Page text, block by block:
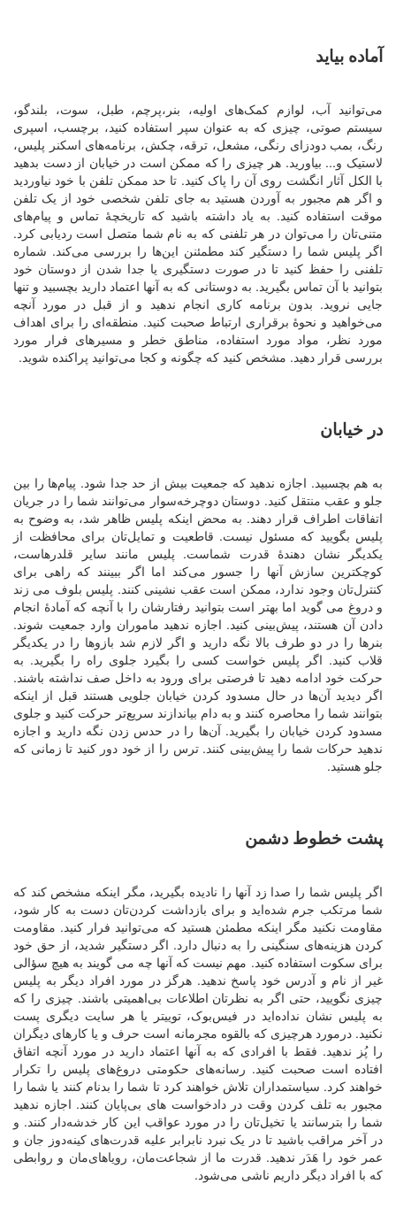
آماده بیاید
می‌توانید آب، لوازم کمک‌های اولیه، بنر،پرچم‌، طبل‌، سوت‌، بلندگو،
سیستم صوتی، چیزی که به عنوان سپر استفاده کنید، برچسب‌، اسپری
رنگ، بمب دودزای رنگی، مشعل‌، ترقه، چکش، برنامه‌های اسکنر پلیس،
لاستیک و... بیاورید. هر چیزی را که ممکن است در خیابان از دست بدهید
با الکل آثار انگشت روی آن را پاک کنید. تا حد ممکن تلفن با خود نیاوردید
و اگر هم مجبور به آوردن هستید به جای تلفن شخصی خود از یک تلفن
موقت استفاده کنید. به یاد داشته باشید که تاریخچۀ تماس و پیام‌های
متنی‌تان را می‌توان در هر تلفنی که به نام شما متصل است ردیابی کرد.
اگر پلیس شما را دستگیر کند مطمئنن این‌ها را بررسی می‌کند. شماره
تلفنی را حفظ کنید تا در صورت دستگیری یا جدا شدن از دوستان خود
بتوانید با آن تماس بگیرید. به دوستانی که به آنها اعتماد دارید بچسبید و تنها
جایی نروید. بدون برنامه‌ کاری انجام ندهید و از قبل در مورد آنچه
می‌خواهید و نحوۀ برقراری ارتباط صحبت کنید. منطقه‌ای را برای اهداف
مورد نظر، مواد مورد استفاده، مناطق خطر و مسیرهای فرار مورد
بررسی قرار دهید. مشخص کنید که چگونه و کجا می‌توانید پراکنده شوید.
در خیابان
به هم بچسبید. اجازه ندهید که جمعیت بیش از حد جدا شود. پیام‌ها را بین
جلو و عقب منتقل کنید. دوستان دوچرخه‌سوار می‌توانند شما را در جریان
اتفاقات اطراف قرار دهند. به محض اینکه پلیس ظاهر شد، به وضوح به
پلیس بگویید که مسئول نیست. قاطعیت و تمایل‌تان برای محافظت از
یکدیگر نشان دهندۀ قدرت شماست. پلیس مانند سایر قلدرهاست،
کوچکترین سازش آنها را جسور می‌کند اما اگر ببینند که راهی برای
کنترل‌تان وجود ندارد، ممکن است عقب نشینی کنند. پلیس بلوف می زند
و دروغ می گوید اما بهتر است بتوانید رفتارشان را با آنچه که آمادۀ انجام
دادن آن هستند، پیش‌بینی کنید. اجازه ندهید ماموران وارد جمعیت شوند.
بنرها را در دو طرف بالا نگه دارید و اگر لازم شد بازوها را در یکدیگر
قلاب کنید. اگر پلیس خواست کسی را بگیرد جلوی راه را بگیرید. به
حرکت خود ادامه دهید تا فرصتی برای ورود به داخل صف نداشته باشند.
اگر دیدید آن‌ها در حال مسدود کردن خیابان جلویی هستند قبل از اینکه
بتوانند شما را محاصره کنند و به دام بیاندازند سریع‌تر حرکت کنید و جلوی
مسدود کردن خیابان را بگیرید. آن‌ها را در حدس زدن نگه دارید و اجازه
ندهید حرکات شما را پیش‌بینی کنند. ترس را از خود دور کنید تا زمانی که
جلو هستید.
پشت خطوط دشمن
اگر پلیس شما را صدا زد آنها را نادیده بگیرید، مگر اینکه مشخص کند که
شما مرتکب جرم شده‌اید و برای بازداشت کردن‌تان دست به کار شود،
مقاومت نکنید مگر اینکه مطمئن هستید که می‌توانید فرار کنید. مقاومت
کردن هزینه‌های سنگینی را به دنبال دارد. اگر دستگیر شدید، از حق خود
برای سکوت استفاده کنید. مهم نیست که آنها چه می گویند به هیچ سؤالی
غیر از نام و آدرس خود پاسخ ندهید. هرگز در مورد افراد دیگر به پلیس
چیزی نگویید، حتی اگر به نظرتان اطلاعات بی‌اهمیتی باشند. چیزی را که
به پلیس نشان نداده‌اید در فیس‌بوک، توییتر یا هر سایت دیگری پست
نکنید. درمورد هرچیزی که بالقوه مجرمانه است حرف و یا کارهای دیگران
را پُز ندهید. فقط با افرادی که به آنها اعتماد دارید در مورد آنچه اتفاق
افتاده است صحبت کنید. رسانه‌های حکومتی دروغ‌های پلیس را تکرار
خواهند کرد. سیاستمداران تلاش خواهند کرد تا شما را بدنام کنند یا شما را
مجبور به تلف کردن وقت در دادخواست های بی‌پایان کنند. اجازه ندهید
شما را بترسانند یا تخیل‌تان را در مورد عواقب این کار خدشه‌دار کنند. و
در آخر مراقب باشید تا در یک نبرد نابرابر علیه قدرت‌های کینه‌دوز جان و
عمر خود را هَدَر ندهید. قدرت ما از شجاعت‌مان، رویاهای‌مان و روابطی
که با افراد دیگر داریم ناشی می‌شود.